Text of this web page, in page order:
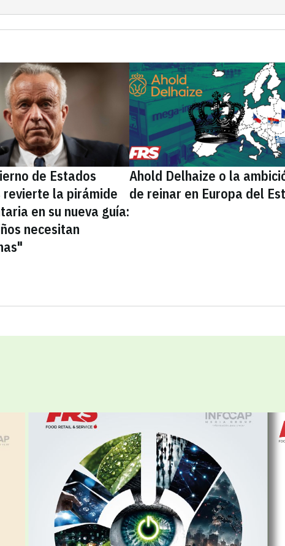
de Estados
revierte la pirámide
en su nueva guía:
necesitan
Ahold Delhaize o la
de reinar en Europa del